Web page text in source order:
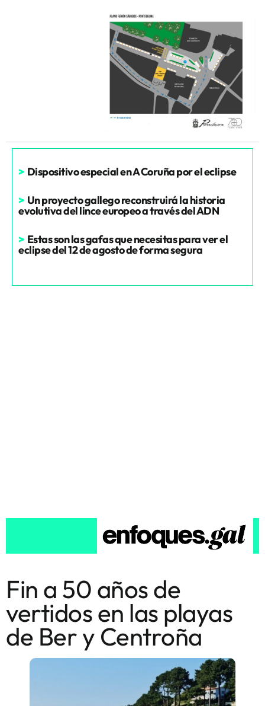
> Dispositivo especial en A Coruña por el eclipse
> Un proyecto gallego reconstruirá la historia
evolutiva del lince europeo a través del ADN
> Estas son las gafas que necesitas para ver el
eclipse del 12 de agosto de forma segura
Fin a 50 años de
vertidos en las playas
de Ber y Centroña